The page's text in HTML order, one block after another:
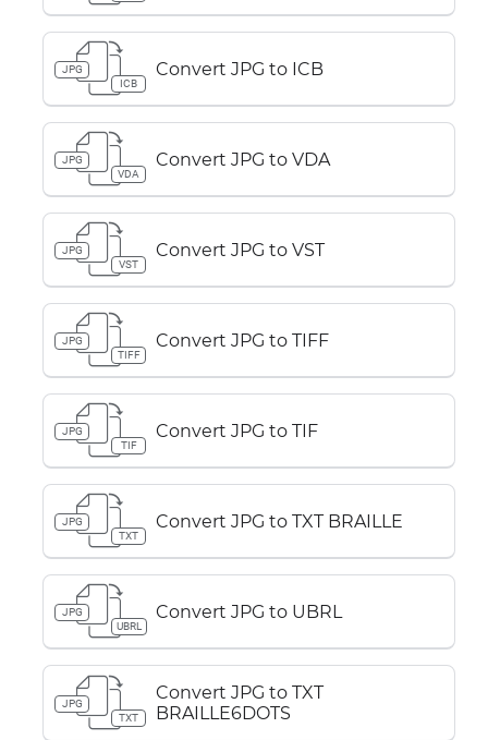
JPG
ICB
Convert JPG to ICB
JPG
VDA
Convert JPG to VDA
JPG
VST
Convert JPG to VST
JPG
TIFF
Convert JPG to TIFF
JPG
TIF
Convert JPG to TIF
JPG
TXT
Convert JPG to TXT BRAILLE
JPG
UBRL
Convert JPG to UBRL
JPG
TXT
Convert JPG to TXT
BRAILLE6DOTS